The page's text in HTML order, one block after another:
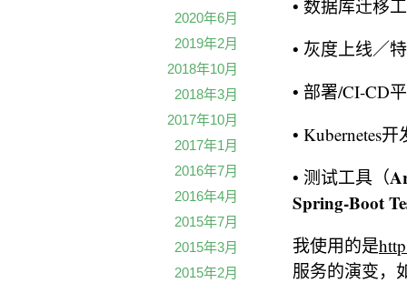
• 数据库迁移
• 灰度上线／
• 部署/CI-CD
• Kubernetes
• 测试工具（
Spring-Boot
我使用的是
服务的演变，
2020年6月
2019年2月
2018年10月
2018年3月
2017年10月
2017年1月
2016年7月
2016年4月
2015年7月
2015年3月
2015年2月